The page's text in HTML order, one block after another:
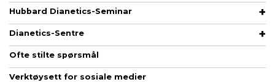
Hubbard Dianetics-Seminar
Dianetics-Sentre
Ofte stilte spørsmål
Verktøysett for sosiale medier